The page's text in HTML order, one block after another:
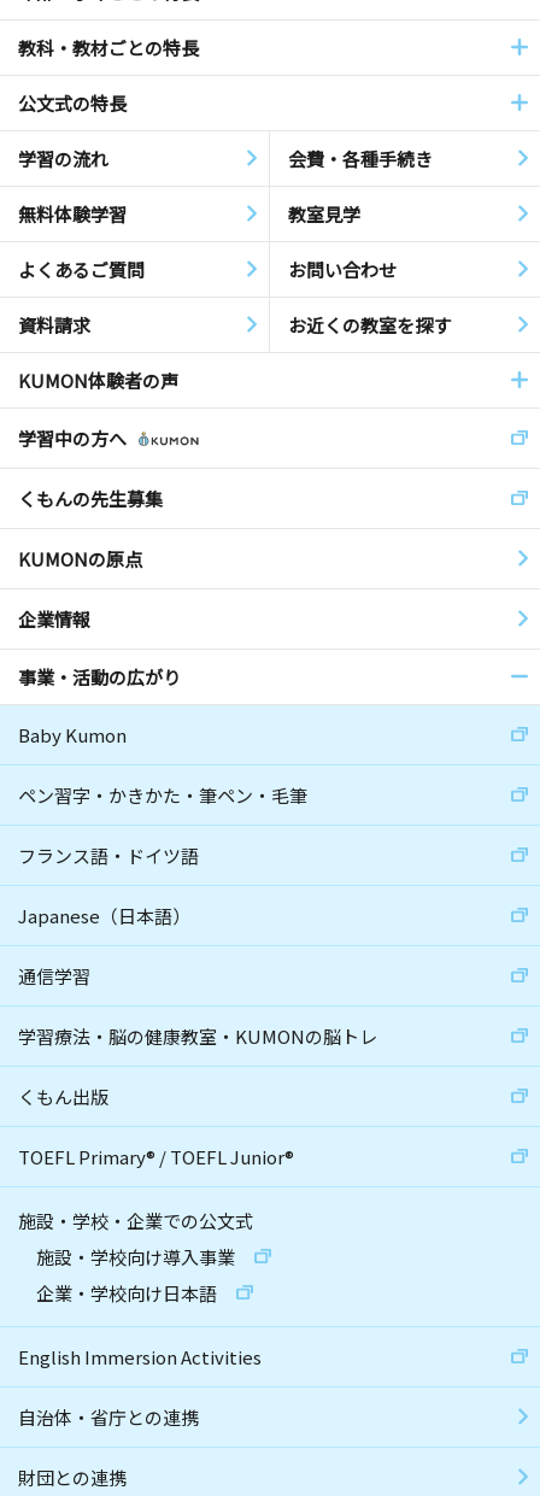
教科・教材ごとの特長
公文式の特長
学習の流れ 会費・各種手続き
無料体験学習 教室見学
よくあるご質問 お問い合わせ
資料請求 お近くの教室を探す
KUMON体験者の声
学習中の方へ
くもんの先生募集
KUMONの原点
企業情報
事業・活動の広がり
Baby Kumon
ペン習字・かきかた・筆ペン・毛筆
フランス語・ドイツ語
Japanese（日本語）
通信学習
学習療法・脳の健康教室・KUMONの脳トレ
くもん出版
TOEFL Primary® /TOEFL Junior®
施設・学校・企業での公文式
施設・学校向け導入事業
企業・学校向け日本語
English Immersion Activities
自治体・省庁との連携
財団との連携